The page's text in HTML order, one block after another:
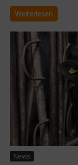
Weiterlesen
News